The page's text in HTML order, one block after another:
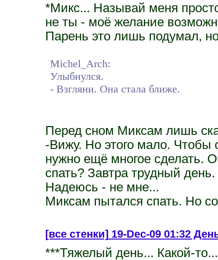
*Микс... Называй меня
не ты - моё желание
Парень это лишь подумал,
Michel_Arch:
Улыбнулся.
- Взгляни. Она стала ближе.
Перед сном Миксам лишь
-Вижу. Но этого мало. Чтобы
нужно ещё многое сделать.
спать? Завтра трудный
Надеюсь - не мне...
Миксам пытался спать. Но
[все стенки]19-Dec-09 01:32
***Тяжелый день... Какой-